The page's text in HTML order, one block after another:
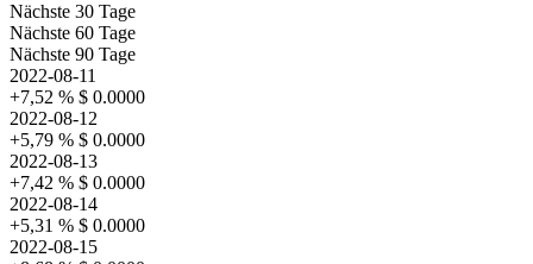
Nächste 30 Tage
Nächste 60 Tage
Nächste 90 Tage
2022-08-11
+7,52 % $ 0.0000
2022-08-12
+5,79 % $ 0.0000
2022-08-13
+7,42 % $ 0.0000
2022-08-14
+5,31 % $ 0.0000
2022-08-15